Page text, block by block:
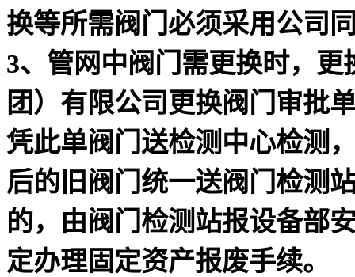
换等所需阀门必须采用公司
3、管网中阀门需更换时，
团）有限公司更换阀门审批
凭此单阀门送检测中心检测
后的旧阀门统一送阀门检测
的，由阀门检测站报设备部
定办理固定资产报废手续。